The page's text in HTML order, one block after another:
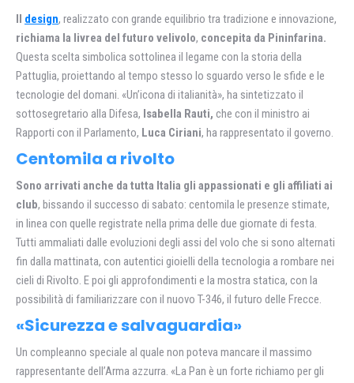
Il design, realizzato con grande equilibrio tra tradizione e innovazione,
richiama la livrea del futuro velivolo, concepita da Pininfarina.
Questa scelta simbolica sottolinea il legame con la storia della
Pattuglia, proiettando al tempo stesso lo sguardo verso le sfide e le
tecnologie del domani. «Un’icona di italianità», ha sintetizzato il
sottosegretario alla Difesa, Isabella Rauti, che con il ministro ai
Rapporti con il Parlamento, Luca Ciriani, ha rappresentato il governo.
Centomila a rivolto
Sono arrivati anche da tutta Italia gli appassionati e gli affiliati ai
club, bissando il successo di sabato: centomila le presenze stimate,
in linea con quelle registrate nella prima delle due giornate di festa.
Tutti ammaliati dalle evoluzioni degli assi del volo che si sono alternati
fin dalla mattinata, con autentici gioielli della tecnologia a rombare nei
cieli di Rivolto. E poi gli approfondimenti e la mostra statica, con la
possibilità di familiarizzare con il nuovo T-346, il futuro delle Frecce.
«Sicurezza e salvaguardia»
Un compleanno speciale al quale non poteva mancare il massimo
rappresentante dell’Arma azzurra. «La Pan è un forte richiamo per gli